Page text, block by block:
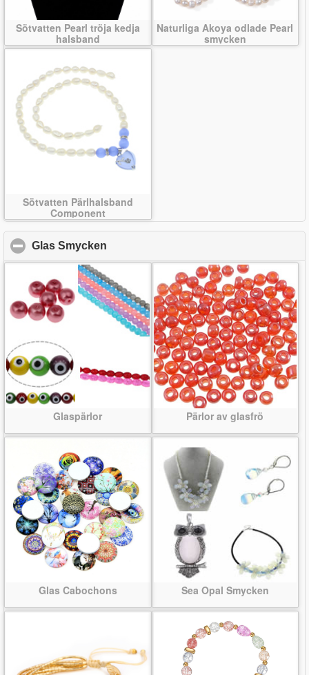
Sötvatten Pearl tröja kedja
halsband
Naturliga Akoya odlade Pearl
smycken
Sötvatten Pärlhalsband
Component
Glas Smycken
Glaspärlor Pärlor av glasfrö
Glas Cabochons Sea Opal Smycken